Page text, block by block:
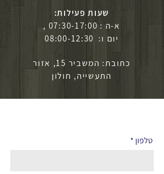
שעות פעילות:
א-ה : 07:30-17:00 ,
יום ו: 08:00-12:30
כתובת: המשביר 15, אזור
התעשייה, חולון
טלפון